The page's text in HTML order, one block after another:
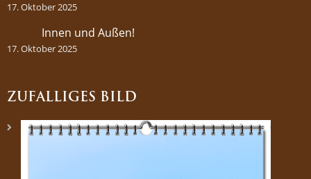
17. Oktober 2025
Innen und Außen!
17. Oktober 2025
ZUFÄLLIGES BILD